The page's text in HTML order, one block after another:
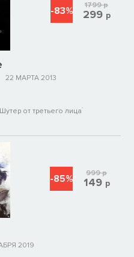
22 МАРТА 2013
Шутер от третьего лица
-83% 1799р
299 р
2019
-85% 999р
149 р